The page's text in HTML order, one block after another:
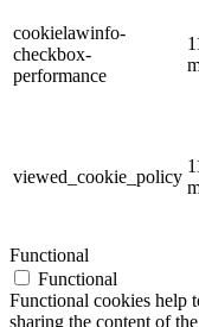
cookielawinfo-
checkbox-
performance
viewed_cookie_policy
Functional
Functional
Functional cookies help
sharing the content of